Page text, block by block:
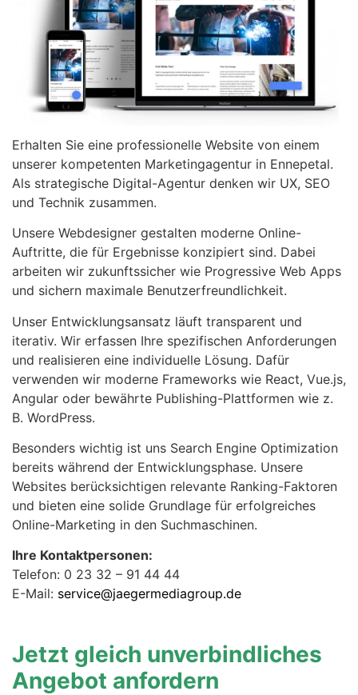
Erhalten Sie eine professionelle Website von einem
unserer kompetenten Marketingagentur in Ennepetal.
Als strategische Digital-Agentur denken wir UX, SEO
und Technik zusammen.
Unsere Webdesigner gestalten moderne Online-
Auftritte, die für Ergebnisse konzipiert sind. Dabei
arbeiten wir zukunftssicher wie Progressive Web Apps
und sichern maximale Benutzerfreundlichkeit.
Unser Entwicklungsansatz läuft transparent und
iterativ. Wir erfassen Ihre spezifischen Anforderungen
und realisieren eine individuelle Lösung. Dafür
verwenden wir moderne Frameworks wie React, Vue.js,
Angular oder bewährte Publishing-Plattformen wie z.
B. WordPress.
Besonders wichtig ist uns Search Engine Optimization
bereits während der Entwicklungsphase. Unsere
Websites berücksichtigen relevante Ranking-Faktoren
und bieten eine solide Grundlage für erfolgreiches
Online-Marketing in den Suchmaschinen.
Ihre Kontaktpersonen:
Telefon: 0 23 32 – 91 44 44
E-Mail: service@jaegermediagroup.de
Jetzt gleich unverbindliches
Angebot anfordern